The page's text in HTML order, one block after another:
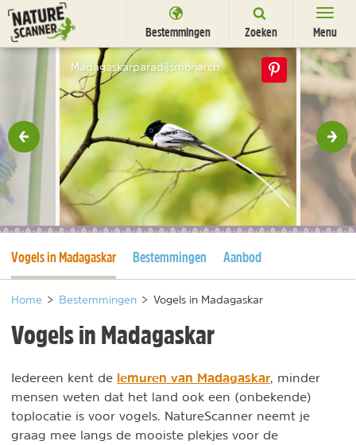
Ga
naar
content
Bestemmingen Zoeken Menu
Bestemmingen
Overnachten
Activiteiten
Natuurparken
Dieren
Nieuwsbrief Uitgelicht
Madagaskarparadijsmonarch
Huidige pagina
Vogels in Madagaskar Bestemmingen Aanbod
Home > Bestemmingen > Vogels in Madagaskar
Vogels in Madagaskar
Iedereen kent de lemuren van Madagaskar , minder
mensen weten dat het land ook een (onbekende)
toplocatie is voor vogels. NatureScanner neemt je
graag mee langs de mooiste plekjes voor de